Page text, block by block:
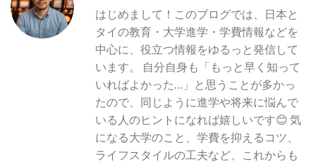
はじめまして！このブログでは、日本と
タイの教育・大学進学・学費情報などを
中心に、役立つ情報をゆるっと発信して
います。 自分自身も「もっと早く知って
いればよかった…」と思うことが多かっ
たので、同じように進学や将来に悩んで
いる人のヒントになれば嬉しいです😊 気
になる大学のこと、学費を抑えるコツ、
ライフスタイルの工夫など、これからも